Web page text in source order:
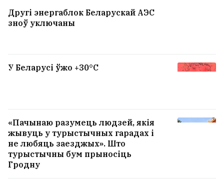
Другі энергаблок Беларускай АЭС
зноў уключаны
У Беларусі ўжо +30°С
«Пачынаю разумець людзей, якія
жывуць у турыстычных гарадах і
не любяць заезджых». Што
турыстычны бум прыносіць
Гродну